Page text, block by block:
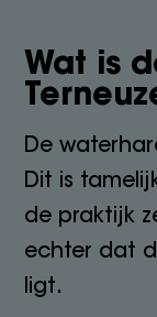
Wat is
De
Dit is
de praktijk
echter dat
ligt.